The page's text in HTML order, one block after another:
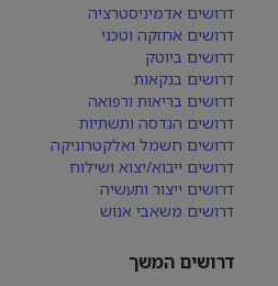
דרושים אדמיניסטרציה
דרושים אחזקה וטכני
דרושים ביוטק
דרושים בנקאות
דרושים בריאות ורפואה
דרושים הנדסה ותשתיות
דרושים חשמל ואלקטרוניקה
דרושים ייבוא/יצוא ושילוח
דרושים ייצור ותעשיה
דרושים משאבי אנוש
דרושים המשך